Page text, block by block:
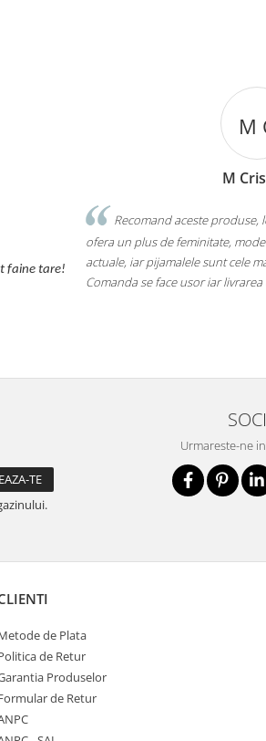
faine tare!
M
M
Recomand aceste produse,
ofera un plus de feminitate,
actuale, iar pijamalele sunt cele
Comanda se face usor iar livrarea
Urmareste-ne
de Plata
de Retur
Produselor
de Retur